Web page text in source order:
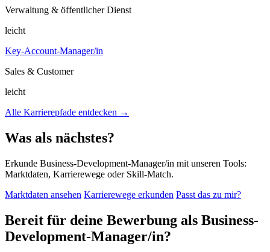
Verwaltung & öffentlicher Dienst
leicht
Key-Account-Manager/in
Sales & Customer
leicht
Alle Karrierepfade entdecken →
Was als nächstes?
Erkunde Business-Development-Manager/in mit unseren Tools:
Marktdaten, Karrierewege oder Skill-Match.
Marktdaten ansehen Karrierewege erkunden Passt das zu mir?
Bereit für deine Bewerbung als Business-
Development-Manager/in?